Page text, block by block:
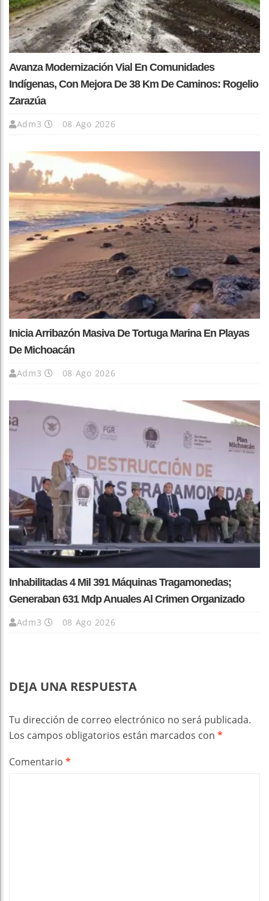
Avanza Modernización Vial En Comunidades
Indígenas, Con Mejora De 38 Km De Caminos: Rogelio
Zarazúa
Adm3 08 Ago 2026
Inicia Arribazón Masiva De Tortuga Marina En Playas
De Michoacán
Adm3 08 Ago 2026
Inhabilitadas 4 Mil 391 Máquinas Tragamonedas;
Generaban 631 Mdp Anuales Al Crimen Organizado
Adm3 08 Ago 2026
DEJA UNA RESPUESTA
Tu dirección de correo electrónico no será publicada.
Los campos obligatorios están marcados con *
Comentario *